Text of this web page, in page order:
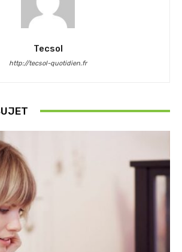
Tecsol
http://tecsol-quotidien.fr